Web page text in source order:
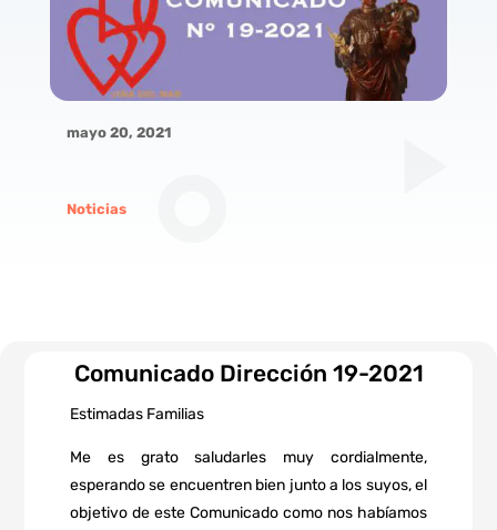
mayo 20, 2021
Noticias
Comunicado Dirección 19-2021
Estimadas Familias
Me es grato saludarles muy cordialmente,
esperando se encuentren bien junto a los suyos, el
objetivo de este Comunicado como nos habíamos